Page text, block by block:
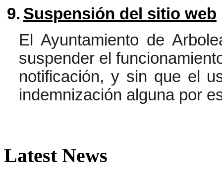
9. Suspensión del sitio web
El Ayuntamiento de
suspender el
notificación, y sin que el
indemnización alguna por
LatestNews